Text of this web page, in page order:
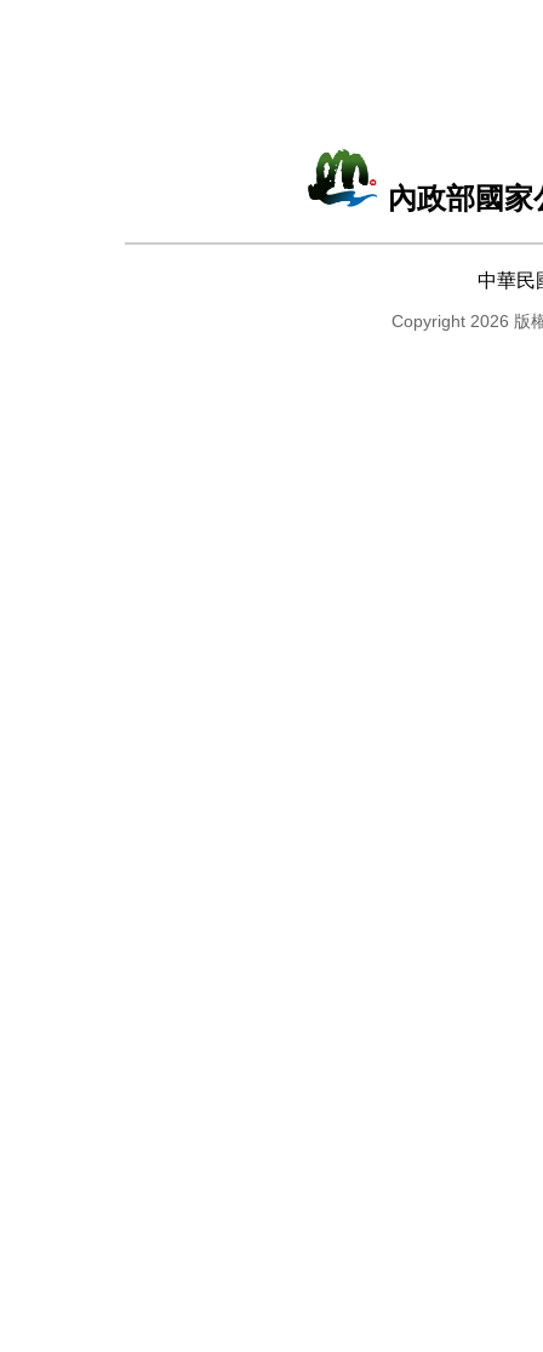
內政部國
中華民
Copyright 2026 版